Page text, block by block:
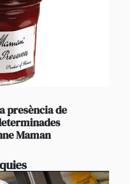
presència de
Maman